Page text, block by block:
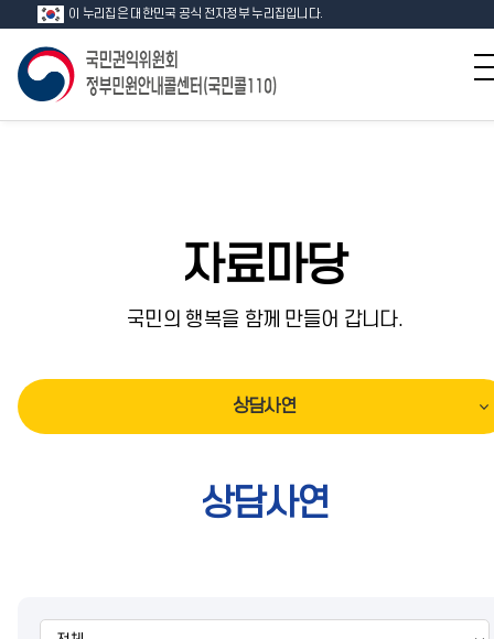
이 누리집은 대한민국 공식 전자정부 누리집입니다.
자료마당
국민의 행복을 함께 만들어 갑니다.
상담사연
상담사연